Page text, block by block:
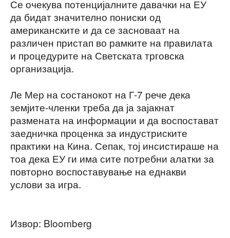
Се очекува потенцијалните давачки на ЕУ
да бидат значително пониски од
американските и да се засноваат на
различен пристап во рамките на правилата
и процедурите на Светската трговска
организација.
Ле Мер на состанокот на Г-7 рече дека
земјите-членки треба да ја зајакнат
размената на информации и да воспостават
заедничка проценка за индустриските
практики на Кина. Сепак, тој инсистираше на
тоа дека ЕУ ги има сите потребни алатки за
повторно воспоставување на еднакви
услови за игра.
Извор: Bloomberg